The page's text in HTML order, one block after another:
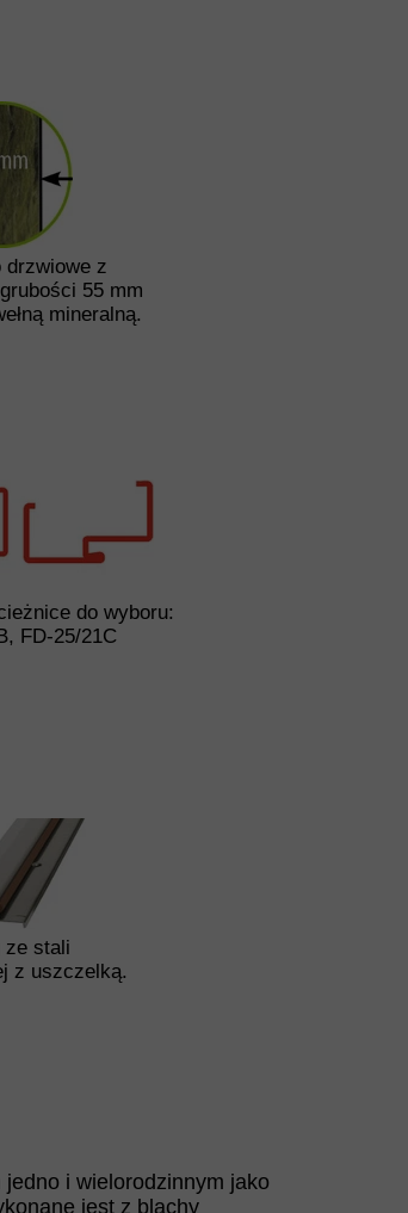
ze stali
z uszczelką.
do wyboru:
FD-25/21C
drzwiowe z
55 mm
mineralną.
i wielorodzinnym jako
jest z blachy